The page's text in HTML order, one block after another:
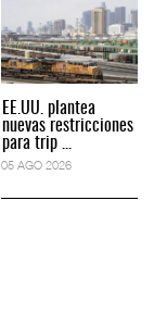
EE.UU. plantea
nuevas restricciones
para trip ...
05 AGO 2026